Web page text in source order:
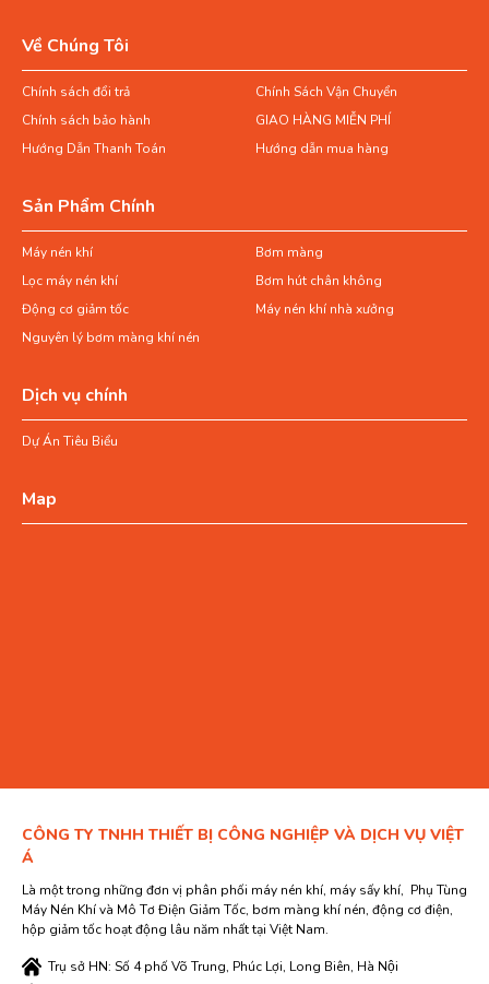
Về Chúng Tôi
Chính sách đổi trả
Chính Sách Vận Chuyển
Chính sách bảo hành
GIAO HÀNG MIỄN PHÍ
Hướng Dẫn Thanh Toán
Hướng dẫn mua hàng
Sản Phẩm Chính
Máy nén khí
Bơm màng
Lọc máy nén khí
Bơm hút chân không
Động cơ giảm tốc
Máy nén khí nhà xưởng
Nguyên lý bơm màng khí nén
Dịch vụ chính
Dự Án Tiêu Biểu
Map
CÔNG TY TNHH THIẾT BỊ CÔNG NGHIỆP VÀ DỊCH VỤ VIỆT
Á
Là một trong những đơn vị phân phối máy nén khí, máy sấy khí, Phụ Tùng
Máy Nén Khí và Mô Tơ Điện Giảm Tốc, bơm màng khí nén, động cơ điện,
hộp giảm tốc hoạt động lâu năm nhất tại Việt Nam.
Trụ sở HN: Số 4 phố Võ Trung, Phúc Lợi, Long Biên, Hà Nội